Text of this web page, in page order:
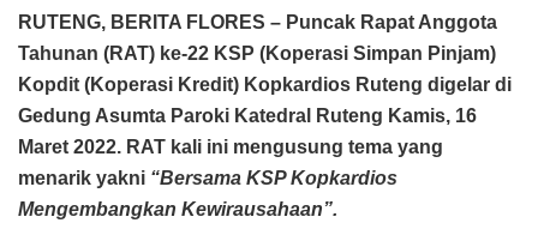
RUTENG, BERITA FLORES – Puncak Rapat Anggota
Tahunan (RAT) ke-22 KSP (Koperasi Simpan Pinjam)
Kopdit (Koperasi Kredit) Kopkardios Ruteng digelar di
Gedung Asumta Paroki Katedral Ruteng Kamis, 16
Maret 2022. RAT kali ini mengusung tema yang
menarik yakni “Bersama KSP Kopkardios
Mengembangkan Kewirausahaan”.